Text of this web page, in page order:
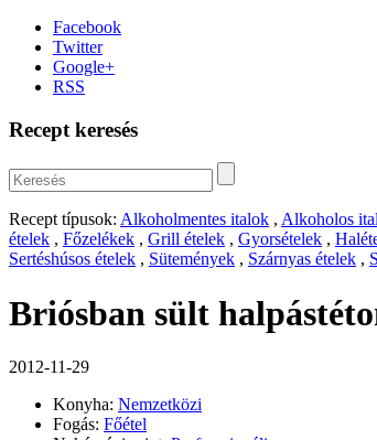
Facebook
Twitter
Google+
RSS
Recept keresés
Recept típusok: Alkoholmentes italok , Alkoholos
ételek , Főzelékek , Grill ételek , Gyorsételek ,
Sertéshúsos ételek , Sütemények , Szárnyas ételek ,
Briósban sült
2012-11-29
Konyha: Nemzetközi
Fogás: Főétel